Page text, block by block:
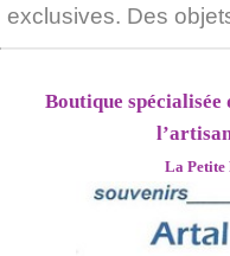
exclusives. Des
Boutique spécialisée
La Petite